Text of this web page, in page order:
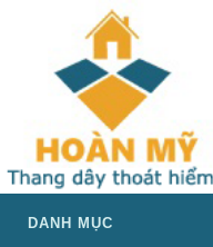
DANH MỤC